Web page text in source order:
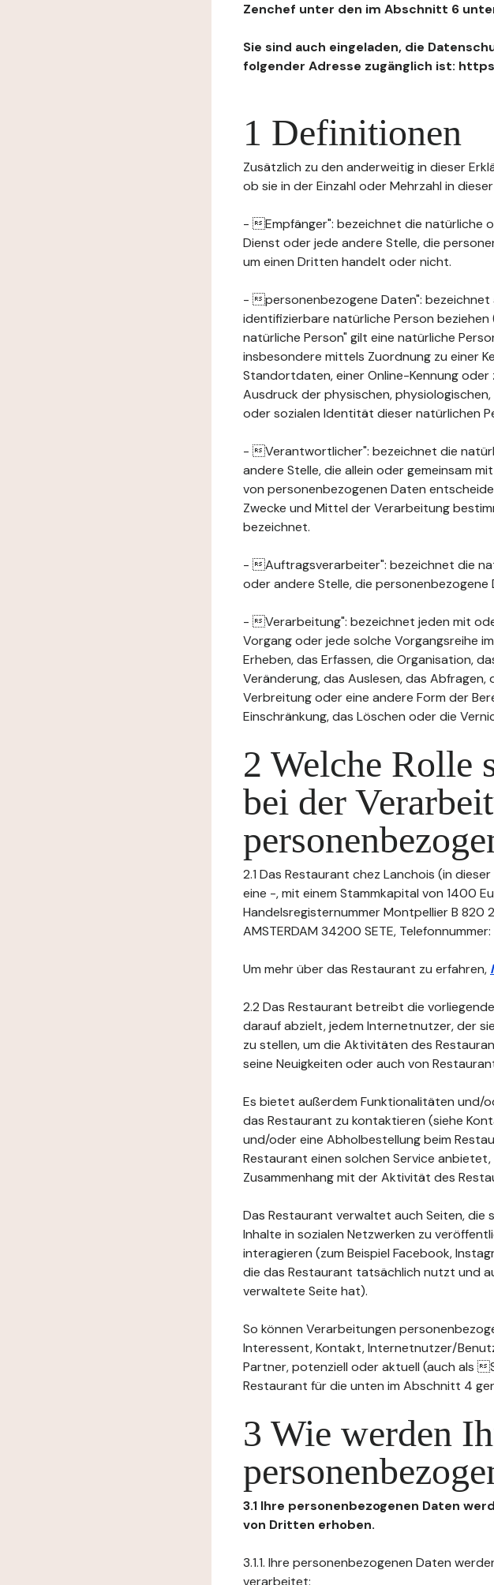
Zenchef unter den im Abschnitt 6
Sie sind auch eingeladen, die
folgender Adresse zugänglich ist:
1 Definitionen
Zusätzlich zu den anderweitig in dieser
ob sie in der Einzahl oder Mehrzahl in
- Empfänger": bezeichnet die natürliche
Dienst oder jede andere Stelle, die
um einen Dritten handelt oder nicht.
- personenbezogene Daten":
identifizierbare natürliche Person
natürliche Person" gilt eine natürliche
insbesondere mittels Zuordnung zu einer
Standortdaten, einer Online-Kennung
Ausdruck der physischen,
oder sozialen Identität dieser natürlichen
- Verantwortlicher": bezeichnet die
andere Stelle, die allein oder gemeinsam
von personenbezogenen Daten
Zwecke und Mittel der Verarbeitung
bezeichnet.
- Auftragsverarbeiter": bezeichnet die
oder andere Stelle, die
- Verarbeitung": bezeichnet jeden mit
Vorgang oder jede solche Vorgangsreihe
Erheben, das Erfassen, die Organisation,
Veränderung, das Auslesen, das
Verbreitung oder eine andere Form der
Einschränkung, das Löschen oder die
2 Welche Rolle
bei der
2.1 Das Restaurant chez Lanchois (in
eine -, mit einem Stammkapital von 1400
Handelsregisternummer Montpellier B 820
AMSTERDAM 34200 SETE,
Um mehr über das Restaurant zu erfahren,
2.2 Das Restaurant betreibt die
darauf abzielt, jedem Internetnutzer, der
zu stellen, um die Aktivitäten des
seine Neuigkeiten oder auch von
Es bietet außerdem Funktionalitäten und/
das Restaurant zu kontaktieren (siehe
und/oder eine Abholbestellung beim
Restaurant einen solchen Service
Zusammenhang mit der Aktivität des
Das Restaurant verwaltet auch Seiten, die
Inhalte in sozialen Netzwerken zu
interagieren (zum Beispiel Facebook,
die das Restaurant tatsächlich nutzt und
verwaltete Seite hat).
So können Verarbeitungen
Interessent, Kontakt, Internetnutzer/
Partner, potenziell oder aktuell (auch als
Restaurant für die unten im Abschnitt 4
3 Wie werden
3.1 Ihre personenbezogenen Daten
von Dritten erhoben.
3.1.1. Ihre personenbezogenen Daten
verarbeitet: